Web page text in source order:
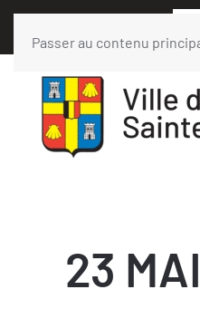
Passer au contenu
23